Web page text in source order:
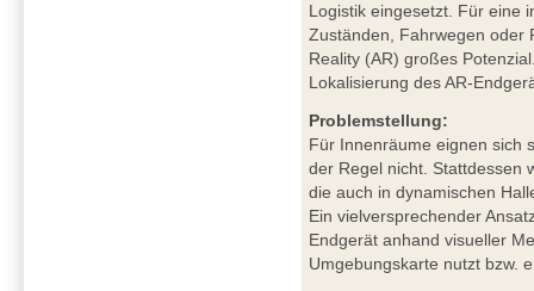
Logistik eingesetzt. Für eine
Zuständen, Fahrwegen oder
Reality (AR) großes
Lokalisierung des AR-
Problemstellung:
Für Innenräume eignen sich
der Regel nicht. Stattdessen
die auch in dynamischen
Ein vielversprechender
Endgerät anhand visueller
Umgebungskarte nutzt bzw.